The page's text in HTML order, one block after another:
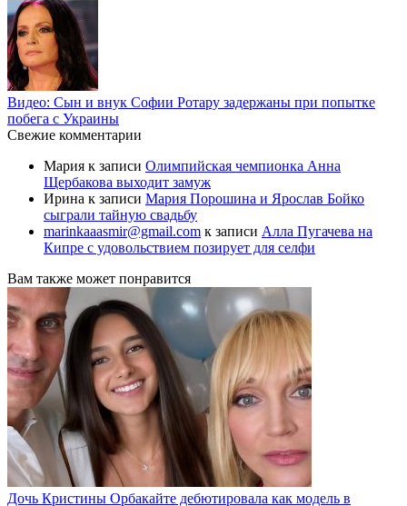
Видео: Сын и внук Софии Ротару задержаны при попытке
побега с Украины
Свежие комментарии
Мария к записи Олимпийская чемпионка Анна
Щербакова выходит замуж
Ирина к записи Мария Порошина и Ярослав Бойко
сыграли тайную свадьбу
marinkaaasmir@gmail.com к записи Алла Пугачева на
Кипре с удовольствием позирует для селфи
Вам также может понравится
Дочь Кристины Орбакайте дебютировала как модель в